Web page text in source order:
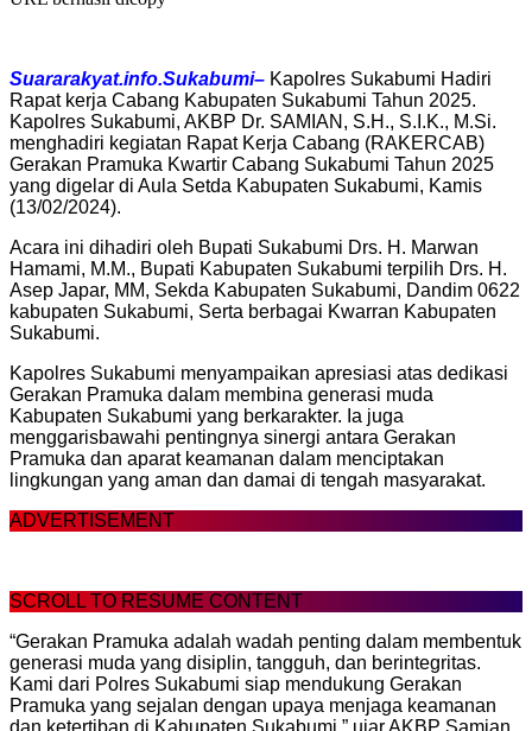
Suararakyat.info.Sukabumi– Kapolres Sukabumi Hadiri
Rapat kerja Cabang Kabupaten Sukabumi Tahun 2025.
Kapolres Sukabumi, AKBP Dr. SAMIAN, S.H., S.I.K., M.Si.
menghadiri kegiatan Rapat Kerja Cabang (RAKERCAB)
Gerakan Pramuka Kwartir Cabang Sukabumi Tahun 2025
yang digelar di Aula Setda Kabupaten Sukabumi, Kamis
(13/02/2024).
Acara ini dihadiri oleh Bupati Sukabumi Drs. H. Marwan
Hamami, M.M., Bupati Kabupaten Sukabumi terpilih Drs. H.
Asep Japar, MM, Sekda Kabupaten Sukabumi, Dandim 0622
kabupaten Sukabumi, Serta berbagai Kwarran Kabupaten
Sukabumi.
Kapolres Sukabumi menyampaikan apresiasi atas dedikasi
Gerakan Pramuka dalam membina generasi muda
Kabupaten Sukabumi yang berkarakter. Ia juga
menggarisbawahi pentingnya sinergi antara Gerakan
Pramuka dan aparat keamanan dalam menciptakan
lingkungan yang aman dan damai di tengah masyarakat.
ADVERTISEMENT
SCROLL TO RESUME CONTENT
“Gerakan Pramuka adalah wadah penting dalam membentuk
generasi muda yang disiplin, tangguh, dan berintegritas.
Kami dari Polres Sukabumi siap mendukung Gerakan
Pramuka yang sejalan dengan upaya menjaga keamanan
dan ketertiban di Kabupaten Sukabumi.” ujar AKBP Samian.